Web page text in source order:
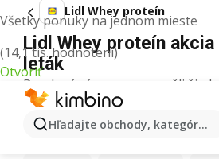
Všetky ponuky na jednom mieste
(14,1 tis. hodnotení)
Otvoriť
Hľadajte obchody, kategórie,
Lidl Whey proteín
Lidl Whey proteín akcia
leták
Pre daný výraz sme nenašli
Ďalšie produkty v
Lidl Kapor Ashwagandha